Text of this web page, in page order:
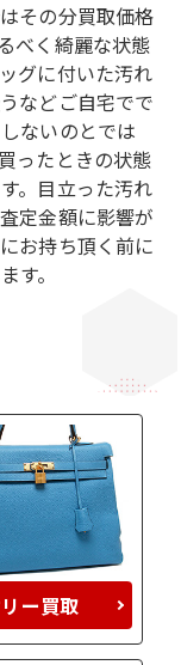
その分買取価格
べく綺麗な状態
グに付いた汚れ
などご自宅でで
ないのとでは
ったときの状態
。目立った汚れ
定金額に影響が
お持ち頂く前に
す。
ー買取